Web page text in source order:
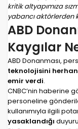
kritik altyapımıza
yabancı aktörlerden
ABD
Kaygılar
ABD Donanması,
teknolojisini
emir verdi.
CNBC’nin haberine
personeline
kullanımıyla ilgili
yasaklandığı